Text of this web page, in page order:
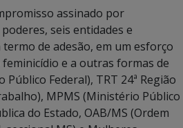
assinado por
seis entidades e
de adesão, em um esforço
e a outras formas de
Federal), TRT 24ª Região
MPMS (Ministério Público
do Estado, OAB/MS (Ordem